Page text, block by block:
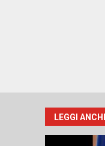
LEGGI